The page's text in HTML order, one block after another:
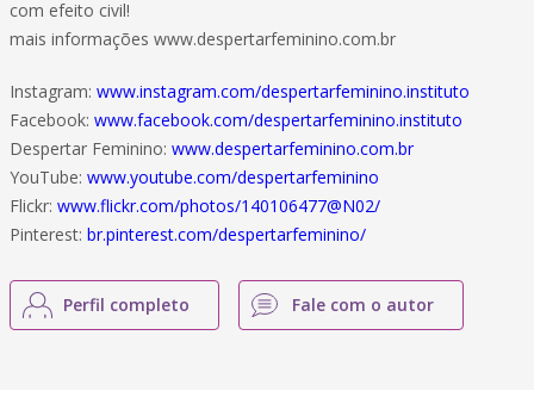
com efeito civil!
mais informações www.despertarfeminino.com.br
Instagram: www.instagram.com/despertarfeminino.instituto
Facebook: www.facebook.com/despertarfeminino.instituto
Despertar Feminino: www.despertarfeminino.com.br
YouTube: www.youtube.com/despertarfeminino
Flickr: www.flickr.com/photos/140106477@N02/
Pinterest: br.pinterest.com/despertarfeminino/
Perfil completo Fale com o autor